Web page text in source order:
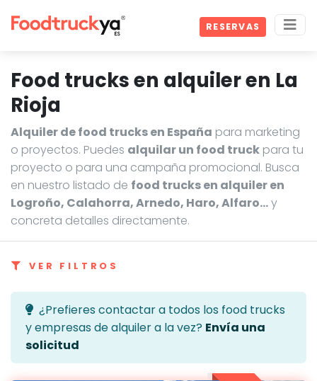
RESERVAS
Food trucks en alquiler en La
Rioja
Alquiler de food trucks en España para marketing
o proyectos. Puedes alquilar un food truck para tu
proyecto o para una campaña promocional. Busca
en nuestro listado de food trucks en alquiler en
Logroño, Calahorra, Arnedo, Haro, Alfaro…y
concreta detalles directamente.
VER FILTROS
¿Prefieres contactar a todos los food trucks
y empresas de alquiler a la vez? Envía una
solicitud